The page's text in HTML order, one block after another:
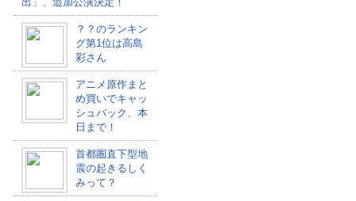
？？のランキン
グ第1位は高島
彩さん
アニメ原作まと
め買いでキャッ
シュバック、本
日まで！
首都圏直下型地
震の起きるしく
みって？